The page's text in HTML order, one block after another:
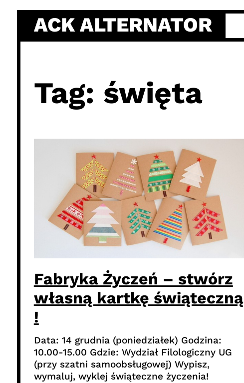
content
ACK ALTERNATOR
Tag: święta
Fabryka Życzeń – stwórz
własną kartkę świąteczną
!
Data: 14 grudnia (poniedziałek) Godzina:
10.00-15.00 Gdzie: Wydział Filologiczny UG
(przy szatni samoobsługowej) Wypisz,
wymaluj, wyklej świąteczne życzenia!